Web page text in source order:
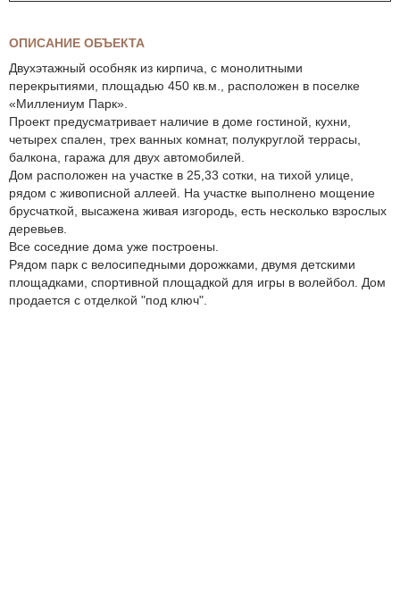
ОПИСАНИЕ ОБЪЕКТА
Двухэтажный особняк из кирпича, с монолитными
перекрытиями, площадью 450 кв.м., расположен в поселке
«Миллениум Парк».
Проект предусматривает наличие в доме гостиной, кухни,
четырех спален, трех ванных комнат, полукруглой террасы,
балкона, гаража для двух автомобилей.
Дом расположен на участке в 25,33 сотки, на тихой улице,
рядом с живописной аллеей. На участке выполнено мощение
брусчаткой, высажена живая изгородь, есть несколько взрослых
деревьев.
Все соседние дома уже построены.
Рядом парк с велосипедными дорожками, двумя детскими
площадками, спортивной площадкой для игры в волейбол. Дом
продается с отделкой "под ключ".